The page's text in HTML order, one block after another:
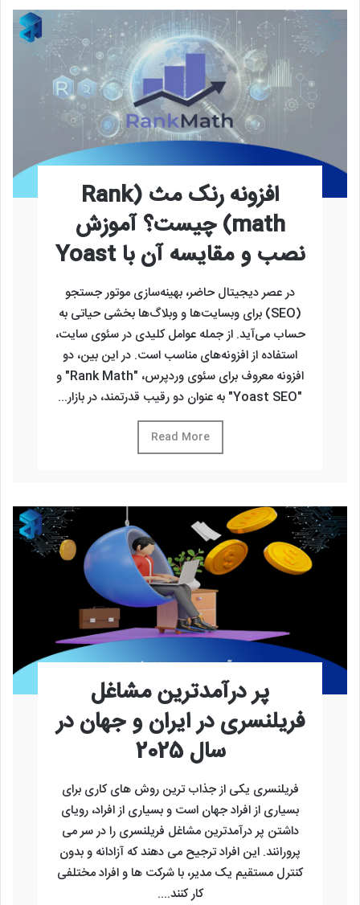
افزونه رنک مث (Rank
math) چیست؟ آموزش
نصب و مقایسه آن با Yoast
در عصر دیجیتال حاضر، بهینه‌سازی موتور جستجو
(SEO) برای وبسایت‌ها و وبلاگ‌ها بخشی حیاتی به
حساب می‌آید. از جمله عوامل کلیدی در سئوی سایت،
استفاده از افزونه‌های مناسب است. در این بین، دو
افزونه معروف برای سئوی وردپرس، "Rank Math" و
"Yoast SEO" به عنوان دو رقیب قدرتمند، در بازار...
Read More
پر درآمدترین مشاغل
فریلنسری در ایران و جهان در
سال 2025
فریلنسری یکی از جذاب ترین روش های کاری برای
بسیاری از افراد جهان است و بسیاری از افراد، رویای
داشتن پر درآمدترین مشاغل فریلنسری را در سر می
پرورانند. این افراد ترجیح می دهند که آزادانه و بدون
کنترل مستقیم یک مدیر، با شرکت ها و افراد مختلفی
کار کنند....